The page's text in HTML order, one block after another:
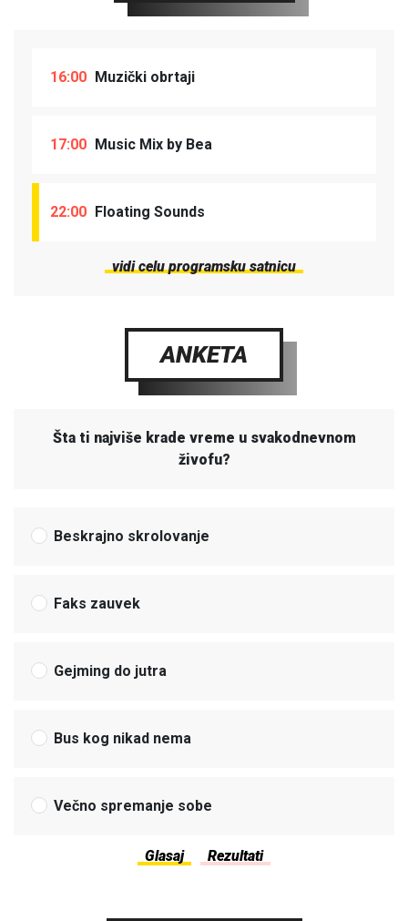
16:00 Muzički obrtaji
17:00 Music Mix by Bea
22:00 Floating Sounds
vidi celu programsku satnicu
ANKETA
Šta ti najviše krade vreme u svakodnevnom
živofu?
Beskrajno skrolovanje
Faks zauvek
Gejming do jutra
Bus kog nikad nema
Večno spremanje sobe